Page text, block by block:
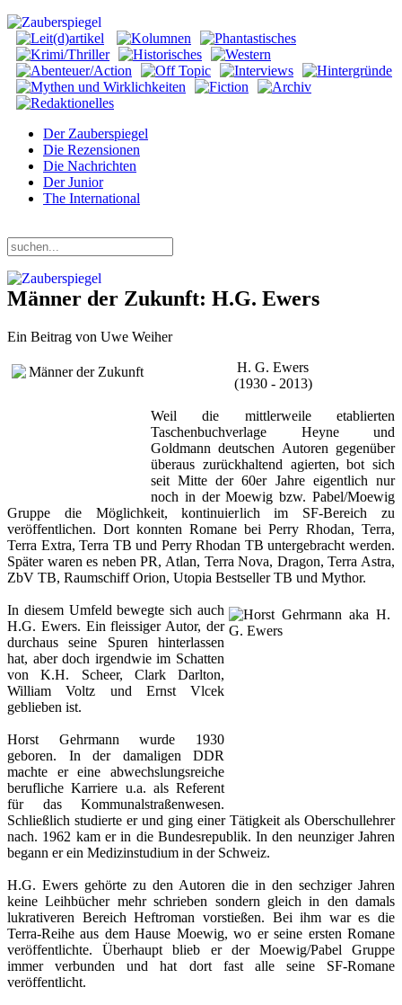
Der Zauberspiegel
Die Rezensionen
Die Nachrichten
Der Junior
The International
Männer der Zukunft: H.G. Ewers
Ein Beitrag von Uwe Weiher
H. G. Ewers
(1930 - 2013)
Weil die mittlerweile etablierten
Taschenbuchverlage Heyne und
Goldmann deutschen Autoren gegenüber
überaus zurückhaltend agierten, bot sich
seit Mitte der 60er Jahre eigentlich nur
noch in der Moewig bzw. Pabel/Moewig
Gruppe die Möglichkeit, kontinuierlich im SF-Bereich zu
veröffentlichen. Dort konnten Romane bei Perry Rhodan, Terra,
Terra Extra, Terra TB und Perry Rhodan TB untergebracht werden.
Später waren es neben PR, Atlan, Terra Nova, Dragon, Terra Astra,
ZbV TB, Raumschiff Orion, Utopia Bestseller TB und Mythor.
In diesem Umfeld bewegte sich auch
H.G. Ewers. Ein fleissiger Autor, der
durchaus seine Spuren hinterlassen
hat, aber doch irgendwie im Schatten
von K.H. Scheer, Clark Darlton,
William Voltz und Ernst Vlcek
geblieben ist.
Horst Gehrmann wurde 1930
geboren. In der damaligen DDR
machte er eine abwechslungsreiche
berufliche Karriere u.a. als Referent
für das Kommunalstraßenwesen.
Schließlich studierte er und ging einer Tätigkeit als Oberschullehrer
nach. 1962 kam er in die Bundesrepublik. In den neunziger Jahren
begann er ein Medizinstudium in der Schweiz.
H.G. Ewers gehörte zu den Autoren die in den sechziger Jahren
keine Leihbücher mehr schrieben sondern gleich in den damals
lukrativeren Bereich Heftroman vorstießen. Bei ihm war es die
Terra-Reihe aus dem Hause Moewig, wo er seine ersten Romane
veröffentlichte. Überhaupt blieb er der Moewig/Pabel Gruppe
immer verbunden und hat dort fast alle seine SF-Romane
veröffentlicht.